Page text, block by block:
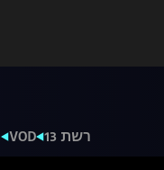
רשת 13 VOD